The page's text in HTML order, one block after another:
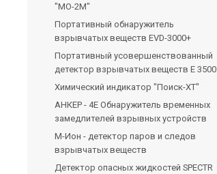
"МО-2М"
Портативный обнаружитель
взрывчатых веществ EVD-3000+
Портативный усовершенствованный
детектор взрывчатых веществ E 3500
Химический индикатор "Поиск-XT"
АНКЕР - 4Е Обнаружитель временных
замедлителей взрывных устройств
М-Ион - детектор паров и следов
взрывчатых веществ
Детектор опасных жидкостей SPECTR